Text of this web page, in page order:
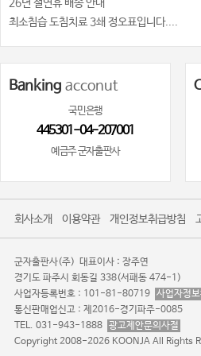
26년 설연휴 배송 안내
최소침습 도침치료 3쇄 정오표입니다....
Banking acconut
국민은행
445301-04-207001
예금주 군자출판사
회사소개 이용약관 개인정보취급방침
군자출판사(주) 대표이사 : 장주연
경기도 파주시 회동길 338(서패동 474-1)
사업자등록번호 : 101-81-80719 사업자정
통신판매업신고 : 제2016-경기파주-0085
TEL. 031-943-1888 광고제안문의사절
Copyright 2008-2026 KOONJA All Rights